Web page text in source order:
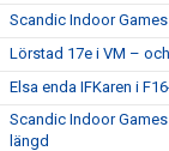
Scandic Indoor
Lörstad 17e i VM –
Elsa enda IFKaren i
Scandic Indoor
längd